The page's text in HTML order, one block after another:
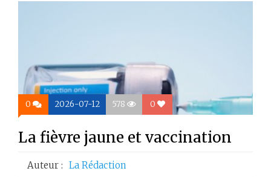
0 2026-07-12 578 0
La fièvre jaune et vaccination
Auteur : La Rédaction